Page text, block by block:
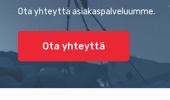
Ota yhteyttä asiakaspalveluumme.
Ota yhteyttä